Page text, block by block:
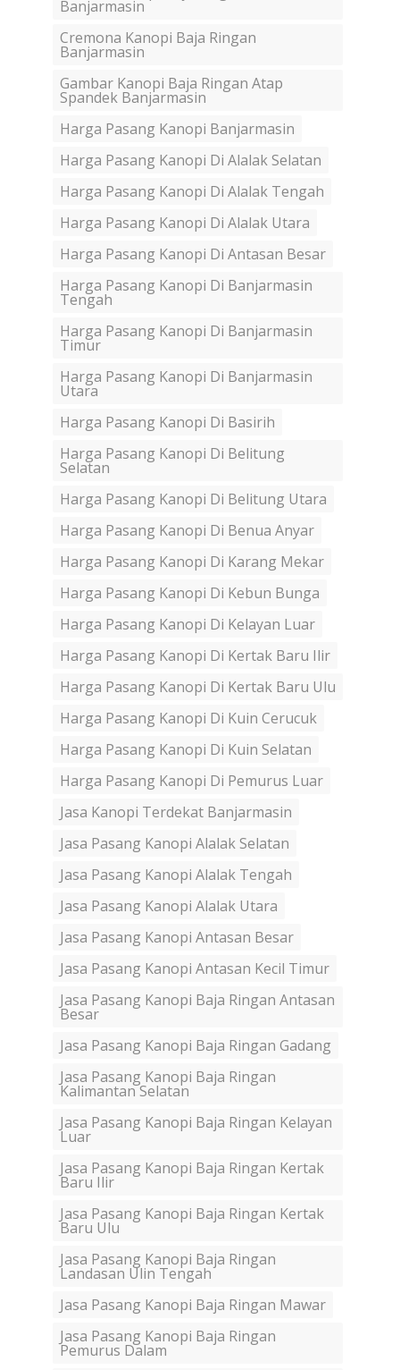
Banjarmasin
Cremona Kanopi Baja Ringan
Banjarmasin
Gambar Kanopi Baja Ringan Atap
Spandek Banjarmasin
Harga Pasang Kanopi Banjarmasin
Harga Pasang Kanopi Di Alalak Selatan
Harga Pasang Kanopi Di Alalak Tengah
Harga Pasang Kanopi Di Alalak Utara
Harga Pasang Kanopi Di Antasan Besar
Harga Pasang Kanopi Di Banjarmasin
Tengah
Harga Pasang Kanopi Di Banjarmasin
Timur
Harga Pasang Kanopi Di Banjarmasin
Utara
Harga Pasang Kanopi Di Basirih
Harga Pasang Kanopi Di Belitung
Selatan
Harga Pasang Kanopi Di Belitung Utara
Harga Pasang Kanopi Di Benua Anyar
Harga Pasang Kanopi Di Karang Mekar
Harga Pasang Kanopi Di Kebun Bunga
Harga Pasang Kanopi Di Kelayan Luar
Harga Pasang Kanopi Di Kertak Baru Ilir
Harga Pasang Kanopi Di Kertak Baru Ulu
Harga Pasang Kanopi Di Kuin Cerucuk
Harga Pasang Kanopi Di Kuin Selatan
Harga Pasang Kanopi Di Pemurus Luar
Jasa Kanopi Terdekat Banjarmasin
Jasa Pasang Kanopi Alalak Selatan
Jasa Pasang Kanopi Alalak Tengah
Jasa Pasang Kanopi Alalak Utara
Jasa Pasang Kanopi Antasan Besar
Jasa Pasang Kanopi Antasan Kecil Timur
Jasa Pasang Kanopi Baja Ringan Antasan
Besar
Jasa Pasang Kanopi Baja Ringan Gadang
Jasa Pasang Kanopi Baja Ringan
Kalimantan Selatan
Jasa Pasang Kanopi Baja Ringan Kelayan
Luar
Jasa Pasang Kanopi Baja Ringan Kertak
Baru Ilir
Jasa Pasang Kanopi Baja Ringan Kertak
Baru Ulu
Jasa Pasang Kanopi Baja Ringan
Landasan Ulin Tengah
Jasa Pasang Kanopi Baja Ringan Mawar
Jasa Pasang Kanopi Baja Ringan
Pemurus Dalam